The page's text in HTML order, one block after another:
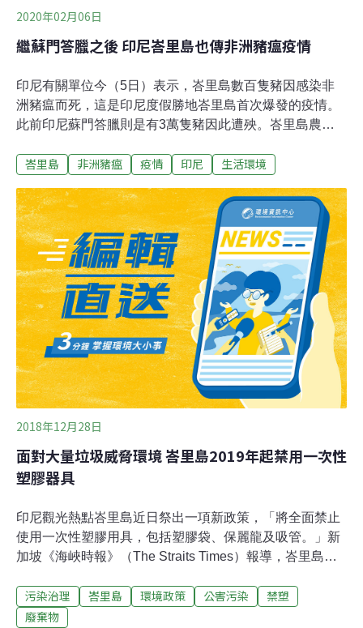
2020年02月06日
繼蘇門答臘之後 印尼峇里島也傳非洲豬瘟疫情
印尼有關單位今（5日）表示，峇里島數百隻豬因感染非
洲豬瘟而死，這是印尼度假勝地峇里島首次爆發的疫情。
此前印尼蘇門答臘則是有3萬隻豬因此遭殃。峇里島農業
Wisnuardhana）表示，自去年12月中旬至今，當地將近
慮，他說，過去一週豬隻接連死亡似乎已止住，並說峇里
島將如期在7日舉辦「豬肉嘉年華」（Pork Festival）美食
節活動。
峇里島 非洲豬瘟 疫情 印尼 生活環境
2018年12月28日
面對大量垃圾威脅環境 峇里島2019年起禁用一次性
塑膠器具
印尼觀光熱點峇里島近日祭出一項新政策，「將全面禁止
使用一次性塑膠用具，包括塑膠袋、保麗龍及吸管。」新
加坡《海峽時報》（The Straits Times）報導，峇里島上
乏環保觀念，經常隨意傾倒來自飯店及村莊的垃圾，部份
工人更貪圖方便，竟隨意將垃圾棄置於海中，讓這些垃圾
污染治理 峇里島 環境政策 公害污染
禁塑
廢棄物